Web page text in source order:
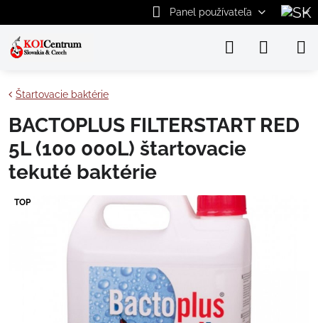
Panel používateľa
TOP
Štartovacie baktérie
BACTOPLUS FILTERSTART RED
5L (100 000L) štartovacie
tekuté baktérie